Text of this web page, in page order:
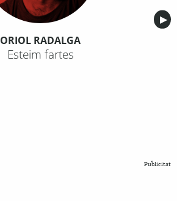
▶︎
ORIOL RADALGA
Esteim fartes
Publicitat